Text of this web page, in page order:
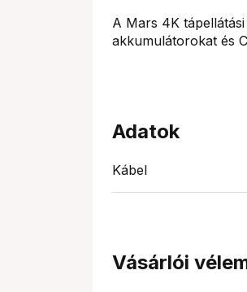
A Mars 4K
akkumulátorokat és
Adatok
Kábel
Vásárlói